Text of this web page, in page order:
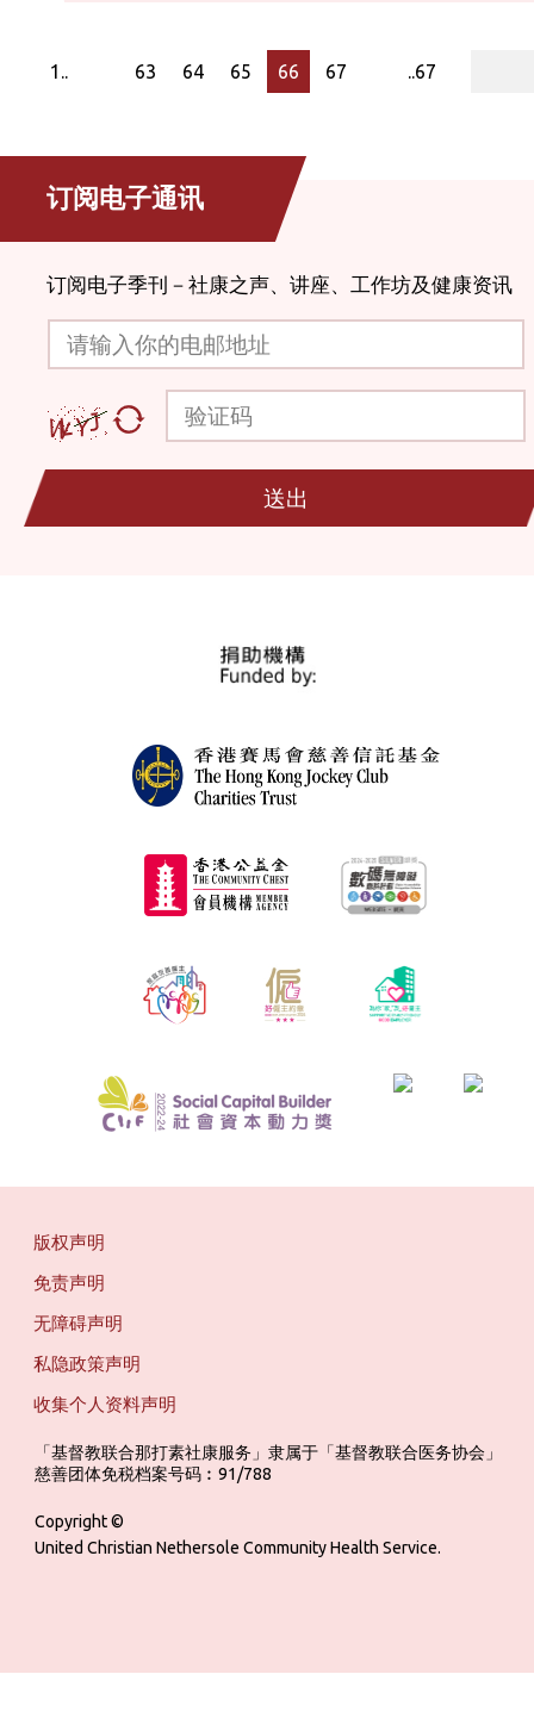
1.. 63 64 65 66 67 ..67
订阅电子通讯
订阅电子季刊－社康之声、讲座、工作坊及健康资讯
请输入你的电邮地址
验证码
送出
版权声明
免责声明
无障碍声明
私隐政策声明
收集个人资料声明
「基督教联合那打素社康服务」隶属于「基督教联合医务协会」
慈善团体免税档案号码︰91/788
Copyright ©
United Christian Nethersole Community Health Service.